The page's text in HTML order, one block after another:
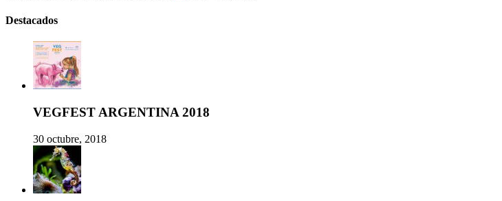
Destacados
VEGFEST ARGENTINA 2018
30 octubre, 2018